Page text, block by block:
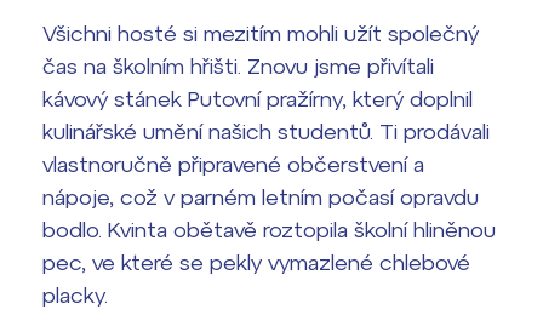
Všichni hosté si mezitím mohli užít společný
čas na školním hřišti. Znovu jsme přivítali
kávový stánek Putovní pražírny, který doplnil
kulinářské umění našich studentů. Ti prodávali
vlastnoručně připravené občerstvení a
nápoje, což v parném letním počasí opravdu
bodlo. Kvinta obětavě roztopila školní hliněnou
pec, ve které se pekly vymazlené chlebové
placky.